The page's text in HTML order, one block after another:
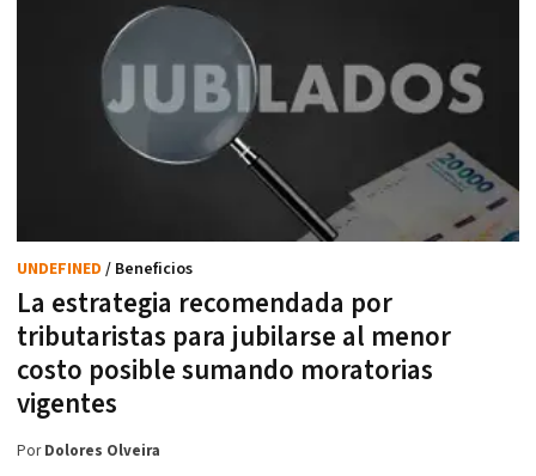
La estrategia recomendada por
tributaristas para jubilarse al menor
costo posible sumando moratorias
vigentes
UNDEFINED / Beneficios
PorDolores Olveira